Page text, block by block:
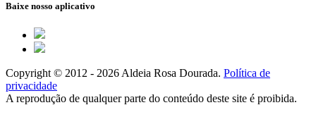
Baixe nosso aplicativo
Copyright © 2012 - 2026 Aldeia Rosa Dourada. Política de
privacidade
A reprodução de qualquer parte do conteúdo deste site é proibida.